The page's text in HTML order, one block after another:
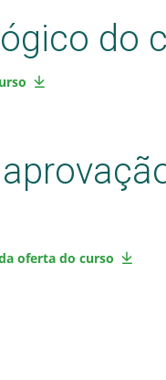
do
oferta do curso